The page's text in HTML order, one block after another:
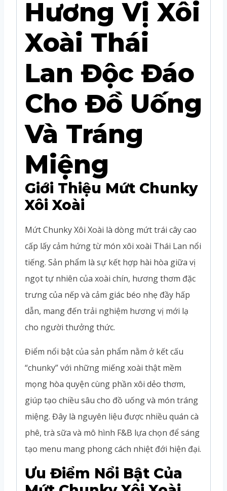
Hương Vị Xôi
Xoài Thái
Lan Độc Đáo
Cho Đồ Uống
Và Tráng
Miệng
Giới Thiệu Mứt Chunky
Xôi Xoài
Mứt Chunky Xôi Xoài là dòng mứt trái cây cao
cấp lấy cảm hứng từ món xôi xoài Thái Lan nổi
tiếng. Sản phẩm là sự kết hợp hài hòa giữa vị
ngọt tự nhiên của xoài chín, hương thơm đặc
trưng của nếp và cảm giác béo nhẹ đầy hấp
dẫn, mang đến trải nghiệm hương vị mới lạ
cho người thưởng thức.
Điểm nổi bật của sản phẩm nằm ở kết cấu
“chunky” với những miếng xoài thật mềm
mọng hòa quyện cùng phần xôi dẻo thơm,
giúp tạo chiều sâu cho đồ uống và món tráng
miệng. Đây là nguyên liệu được nhiều quán cà
phê, trà sữa và mô hình F&B lựa chọn để sáng
tạo menu mang phong cách nhiệt đới hiện đại.
Ưu Điểm Nổi Bật Của